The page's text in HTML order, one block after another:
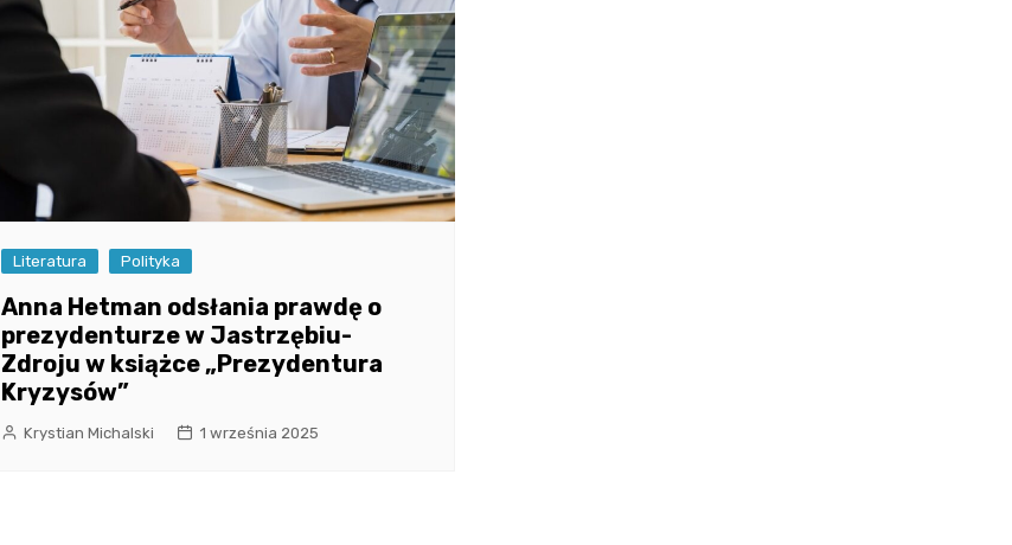
Literatura Polityka
Anna Hetman odsłania prawdę o
prezydenturze w Jastrzębiu-
Zdroju w książce „Prezydentura
Kryzysów”
Krystian Michalski 1 września 2025